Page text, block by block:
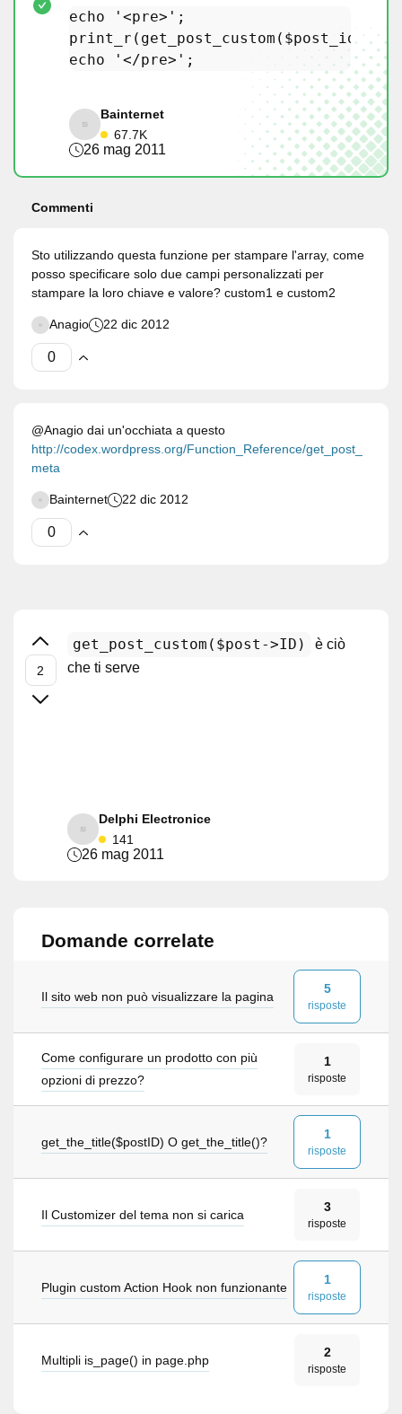
echo '<pre>' ;
print_r(get_post_custom($post_id
echo
'</pre>'
Bainternet
67.7K
26 mag 2011
Commenti
Sto utilizzando questa funzione per stampare l'array, come
posso specificare solo due campi personalizzati per
stampare la loro chiave e valore? custom1 e custom2
Anagio 22 dic 2012
@Anagio dai un'occhiata a questo
http://codex.wordpress.org/Function_Reference/get_post_
meta
Bainternet 22 dic 2012
get_post_custom($post->ID)
è ciò
che ti serve
Delphi Electronice
141
26 mag 2011
Domande correlate
Il sito web non può visualizzare la pagina
5
risposte
Come configurare un prodotto con più
opzioni di prezzo?
1
risposte
get_the_title($postID) O get_the_title()?
1
risposte
Il Customizer del tema non si carica
3
risposte
Plugin custom Action Hook non funzionante
1
risposte
Multipli is_page() in page.php
2
risposte